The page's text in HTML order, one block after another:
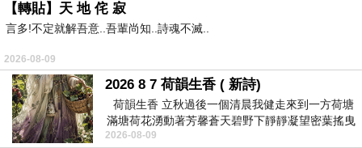
上一篇：◎招思良_007
【轉貼】天 地 侘 寂
言多!不定就解吾意..吾輩尚知..詩魂不滅..
2026-08-09
2026 8 7 荷韻生香 ( 新詩)
荷韻生香 立秋過後一個清晨我健走來到一方荷塘
滿塘荷花湧動著芳馨蒼天碧野下靜靜凝望密葉搖曳
幽泉中復有蛙鳴嘓嘓水波裡搖曳
2026-08-09